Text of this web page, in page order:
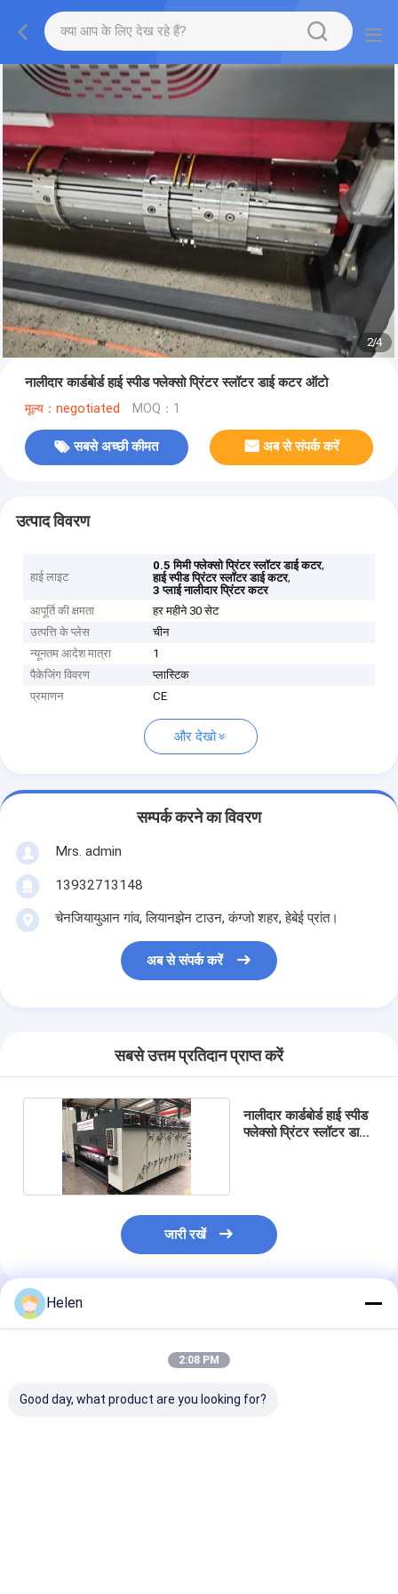
2/4
नालीदार कार्डबोर्ड हाई स्पीड फ्लेक्सो प्रिंटर स्लॉटर डाई कटर ऑटो
मूल्य：negotiated MOQ：1
सबसे अच्छी कीमत अब से संपर्क करें
उत्पाद विवरण
हाई लाइट
0.5 मिमी फ्लेक्सो प्रिंटर स्लॉटर डाई कटर,
हाई स्पीड प्रिंटर स्लॉटर डाई कटर,
3 प्लाई नालीदार प्रिंटर कटर
आपूर्ति की क्षमता
हर महीने 30 सेट
उत्पत्ति के प्लेस
चीन
न्यूनतम आदेश मात्रा
1
पैकेजिंग विवरण
प्लास्टिक
प्रमाणन
CE
और देखो
सम्पर्क करने का विवरण
Mrs. admin
13932713148
चेनजियायुआन गांव, लियानझेन टाउन, कंग्जो शहर, हेबेई प्रांत।
अब से संपर्क करें
सबसे उत्तम प्रतिदान प्राप्त करें
नालीदार कार्डबोर्ड हाई स्पीड
फ्लेक्सो प्रिंटर स्लॉटर डाई
जारी रखें
अनुशंसित उत्पाद
Helen
2:08 PM
Good day, what product are you looking for?